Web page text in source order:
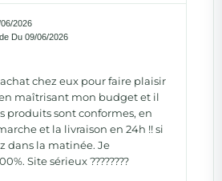
2026
Du 09/06/2026
chez eux pour faire plaisir
maîtrisant mon budget et il
produits sont conformes, en
et la livraison en 24h !! si
dans la matinée. Je
Site sérieux ????????